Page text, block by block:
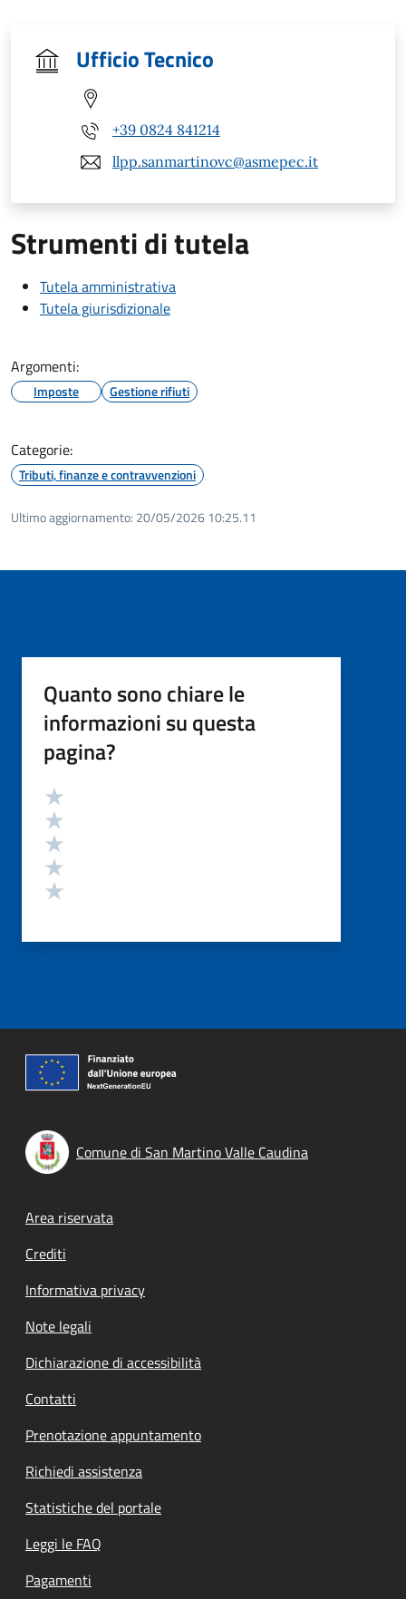
Ufficio Tecnico
+39 0824 841214
llpp.sanmartinovc@asmepec.it
Strumenti di tutela
Tutela amministrativa
Tutela giurisdizionale
Argomenti:
Imposte Gestione rifiuti
Categorie:
Tributi, finanze e contravvenzioni
Ultimo aggiornamento: 20/05/2026 10:25.11
Quanto sono chiare le
informazioni su questa
pagina?
Valutazione
Comune di San Martino Valle Caudina
Footer menu
Area riservata
Crediti
Informativa privacy
Note legali
Dichiarazione di accessibilità
Contatti
Prenotazione appuntamento
Richiedi assistenza
Statistiche del portale
Leggi le FAQ
Pagamenti